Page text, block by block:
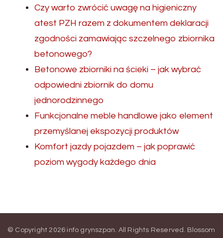
Czy warto zwrócić uwagę na higieniczny
atest PZH razem z dokumentem deklaracji
zgodności zamawiając szczelnego zbiornika
betonowego?
Betonowe zbiorniki na ścieki – jak wybrać
odpowiedni zbiornik do domu
jednorodzinnego
Funkcjonalne meble handlowe jako element
przemyślanej ekspozycji produktów
Komfort jazdy pojazdem – jak poprawić
poziom wygody każdego dnia
© Copyright 2026 info grynszpan . All Rights Reserved. Blossom